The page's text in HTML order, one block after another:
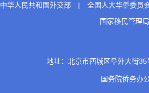
中华人民共和国外交部 |
全国人大华侨委员
国家移民管理局
地址：北京市西城区阜外大街
国务院侨务